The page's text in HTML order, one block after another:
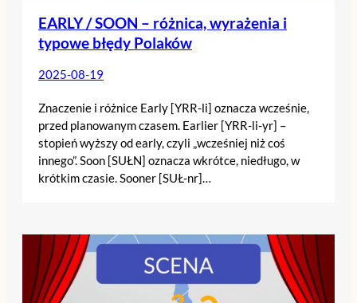
EARLY / SOON – różnica, wyrażenia i
typowe błędy Polaków
2025-08-19
Znaczenie i różnice Early [YRR-li] oznacza wcześnie,
przed planowanym czasem. Earlier [YRR-li-yr] –
stopień wyższy od early, czyli „wcześniej niż coś
innego”. Soon [SUŁN] oznacza wkrótce, niedługo, w
krótkim czasie. Sooner [SUŁ-nr]…